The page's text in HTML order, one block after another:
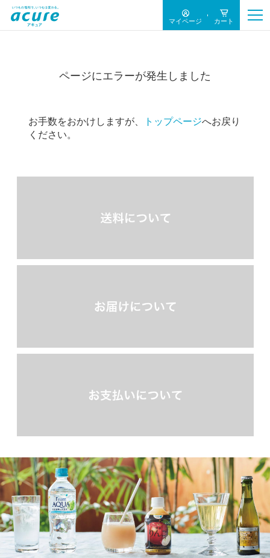
マイページ カート
ページにエラーが発生しました
お手数をおかけしますが、 トップページへお戻り
ください。